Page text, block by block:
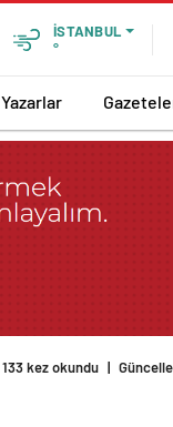
İSTANBUL
°
Yazarlar
133 kez okundu |